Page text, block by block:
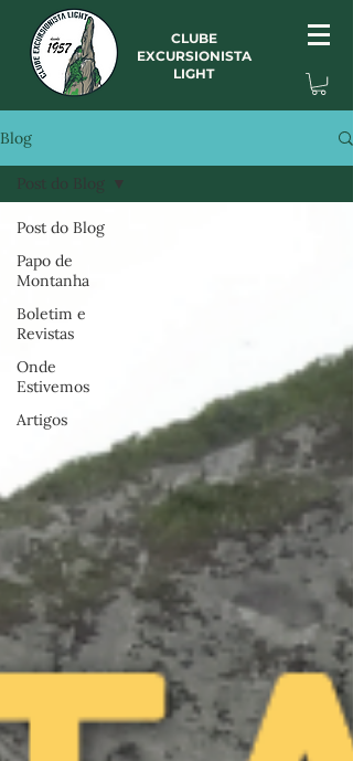
CLUBE
EXCURSIONISTA
LIGHT
Blog
Post do Blog
Papo de
Montanha
Boletim e
Revistas
Onde
Estivemos
Artigos
Post do Blog